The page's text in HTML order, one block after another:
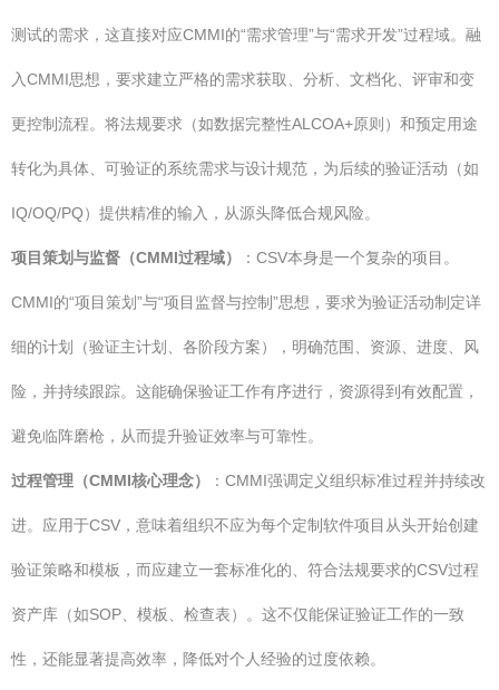
测试的需求，这直接对应CMMI的“需求管理”与“需求开发”过程域。融
入CMMI思想，要求建立严格的需求获取、分析、文档化、评审和变
更控制流程。将法规要求（如数据完整性ALCOA+原则）和预定用途
转化为具体、可验证的系统需求与设计规范，为后续的验证活动（如
IQ/OQ/PQ）提供精准的输入，从源头降低合规风险。
项目策划与监督（CMMI过程域） ：CSV本身是一个复杂的项目。
CMMI的“项目策划”与“项目监督与控制”思想，要求为验证活动制定详
细的计划（验证主计划、各阶段方案），明确范围、资源、进度、风
险，并持续跟踪。这能确保验证工作有序进行，资源得到有效配置，
避免临阵磨枪，从而提升验证效率与可靠性。
过程管理（CMMI核心理念） ：CMMI强调定义组织标准过程并持续改
进。应用于CSV，意味着组织不应为每个定制软件项目从头开始创建
验证策略和模板，而应建立一套标准化的、符合法规要求的CSV过程
资产库（如SOP、模板、检查表）。这不仅能保证验证工作的一致
性，还能显著提高效率，降低对个人经验的过度依赖。